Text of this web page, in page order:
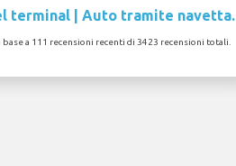
terminal | Auto tramite navetta.
base a 111 recensioni recenti di 3423 recensioni totali.